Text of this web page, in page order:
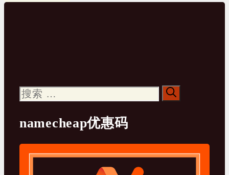
搜
namecheap优惠码